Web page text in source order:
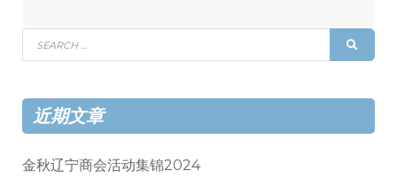
Search
for:
近期文章
金秋辽宁商会活动集锦2024